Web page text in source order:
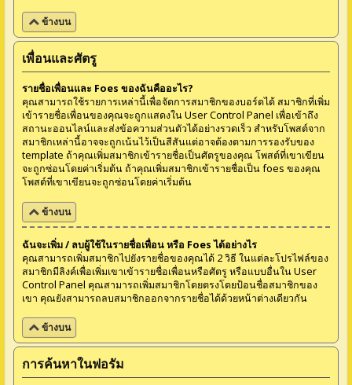
ข้างบน
เพื่อนและศัตรู
รายชื่อเพื่อนและ Foes ของฉันคืออะไร?
คุณสามารถใช้รายการเหล่านี้เพื่อจัดการสมาชิกของบอร์ดได้ สมาชิกที่เพิ่ม
เข้ารายชื่อเพื่อนของคุณจะถูกแสดงใน User Control Panel เพื่อเข้าถึง
สถานะออนไลน์และส่งข้อความส่วนตัวได้อย่างรวดเร็ว สำหรับโพสต์จาก
สมาชิกเหล่านี้อาจจะถูกเน้นไว้เป็นสีสันแต่อาจต้องตามการรองรับของ
template ถ้าคุณเพิ่มสมาชิกเข้ารายชื่อเป็นศัตรูของคุณ โพสต์ที่เขาเขียน
จะถูกซ่อนโดยค่าเริ่มต้น ถ้าคุณเพิ่มสมาชิกเข้ารายชื่อเป็น foes ของคุณ
โพสต์ที่เขาเขียนจะถูกซ่อนโดยค่าเริ่มต้น
ข้างบน
ฉันจะเพิ่ม / ลบผู้ใช้ในรายชื่อเพื่อน หรือ Foes ได้อย่างไร
คุณสามารถเพิ่มสมาชิกไปยังรายชื่อของคุณได้ 2 วิธี ในแต่ละโปรไฟล์ของ
สมาชิกมีลิงค์เพื่อเพิ่มเขาเข้ารายชื่อเพื่อนหรือศัตรู หรือแบบอื่นใน User
Control Panel คุณสามารถเพิ่มสมาชิกโดยตรงโดยป้อนชื่อสมาชิกของ
เขา คุณยังสามารถลบสมาชิกออกจากรายชื่อได้ด้วยหน้าต่างเดียวกัน
ข้างบน
การค้นหาในฟอรัม